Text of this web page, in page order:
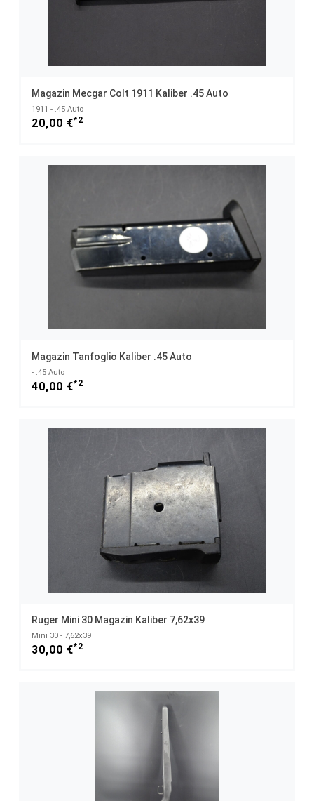
Magazin Mecgar Colt 1911 Kaliber .45 Auto
1911 - .45 Auto
20,00 €*2
Magazin Tanfoglio Kaliber .45 Auto
- .45 Auto
40,00 €*2
Ruger Mini 30 Magazin Kaliber 7,62x39
Mini 30 - 7,62x39
30,00 €*2